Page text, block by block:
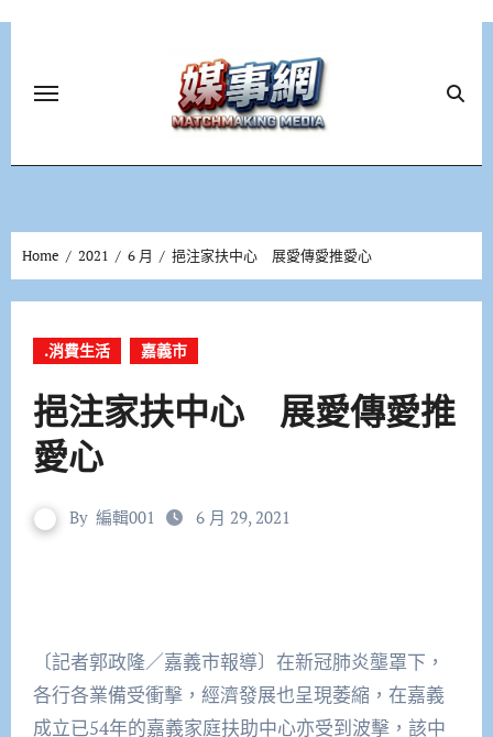
Home 2021 6 月 挹注家扶中心 展愛傳愛推愛心
.消費生活 嘉義市
挹注家扶中心 展愛傳愛推
愛心
By 編輯001 6 月 29, 2021
〔記者郭政隆／嘉義市報導〕在新冠肺炎壟罩下，
各行各業備受衝擊，經濟發展也呈現萎縮，在嘉義
成立已54年的嘉義家庭扶助中心亦受到波擊，該中